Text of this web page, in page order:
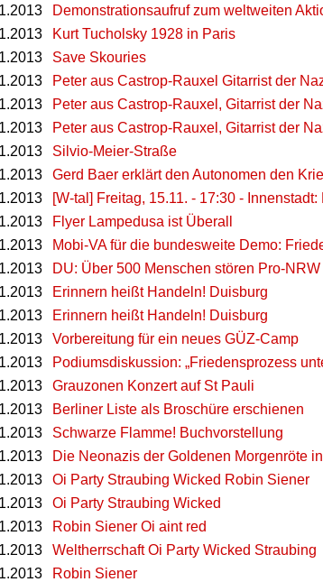
Demonstrationsaufruf zum weltweiten
Kurt Tucholsky 1928 in Paris
Save Skouries
Peter aus Castrop-Rauxel Gitarrist der
Peter aus Castrop-Rauxel, Gitarrist der
Peter aus Castrop-Rauxel, Gitarrist der
Silvio-Meier-Straße
Gerd Baer erklärt den Autonomen den
[W-tal] Freitag, 15.11. - 17:30 -
Flyer Lampedusa ist Überall
Mobi-VA für die bundesweite Demo:
DU: Über 500 Menschen stören Pro-
Erinnern heißt Handeln! Duisburg
Erinnern heißt Handeln! Duisburg
Vorbereitung für ein neues GÜZ-Camp
Podiumsdiskussion: „Friedensprozess
Grauzonen Konzert auf St Pauli
Berliner Liste als Broschüre erschienen
Schwarze Flamme! Buchvorstellung
Die Neonazis der Goldenen Morgenröte
Oi Party Straubing Wicked Robin Siener
Oi Party Straubing Wicked
Robin Siener Oi aint red
Weltherrschaft Oi Party Wicked Straubing
Robin Siener